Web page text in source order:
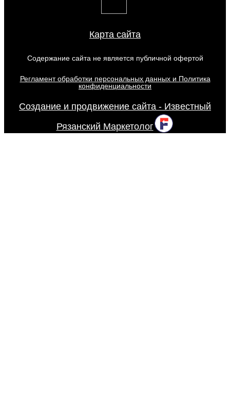
Карта сайта
Содержание сайта не является публичной офертой
Регламент обработки персональных данных и Политика
конфиденциальности
Создание и продвижение сайта - Известный
Рязанский Маркетолог